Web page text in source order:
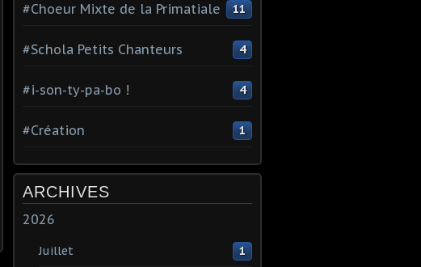
#Choeur Mixte de la Primatiale 11
#Schola Petits Chanteurs 4
#i-son-ty-pa-bo ! 4
#Création 1
ARCHIVES
2026
Juillet 1